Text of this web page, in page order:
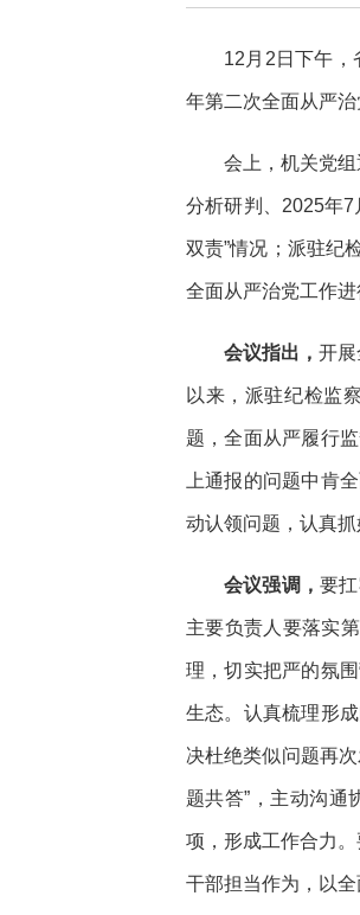
12月2日下午，
年第二次全面从严治
会上，机关党
分析研判、2025年
双责”情况；派驻纪
全面从严治党工作进
会议指出， 开展
以来，派驻纪检监
题，全面从严履行
上通报的问题中肯
动认领问题，认真抓
会议强调，要
主要负责人要落实
理，切实把严的氛
生态。认真梳理形
决杜绝类似问题再
题共答”，主动沟通
项，形成工作合力
干部担当作为，以